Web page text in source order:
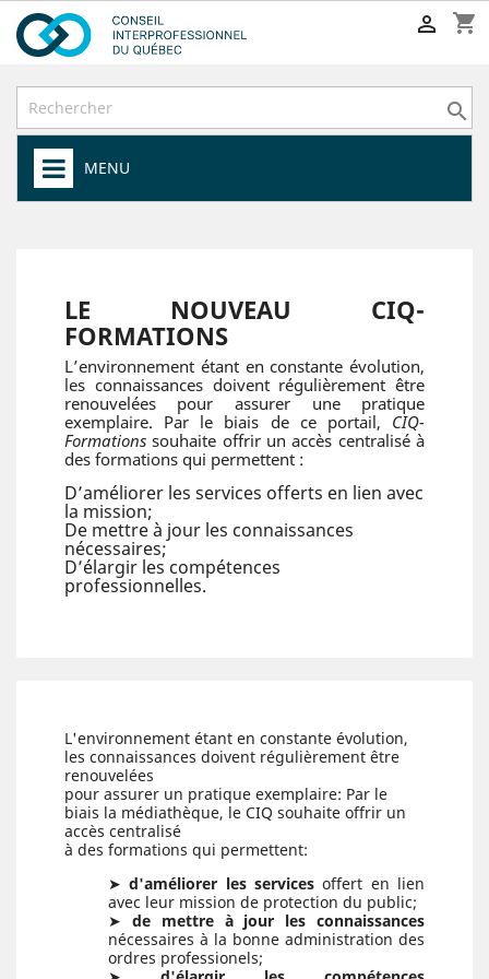
shopping_cart


MENU
LE NOUVEAU CIQ-
FORMATIONS
L’environnement étant en constante évolution,
les connaissances doivent régulièrement être
renouvelées pour assurer une pratique
exemplaire. Par le biais de ce portail, CIQ-
Formationssouhaite offrir un accès centralisé à
des formations qui permettent :
D’améliorer les services offerts en lien avec
la mission;
De mettre à jour les connaissances
nécessaires;
D’élargir les compétences
professionnelles.
L'environnement étant en constante évolution,
les connaissances doivent régulièrement être
renouvelées
pour assurer un pratique exemplaire: Par le
biais la médiathèque, le CIQ souhaite offrir un
accès centralisé
à des formations qui permettent:
➤d'améliorer les services offert en lien
avec leur mission de protection du public;
➤ de mettre à jour les connaissances
nécessaires à la bonne administration des
ordres professionels;